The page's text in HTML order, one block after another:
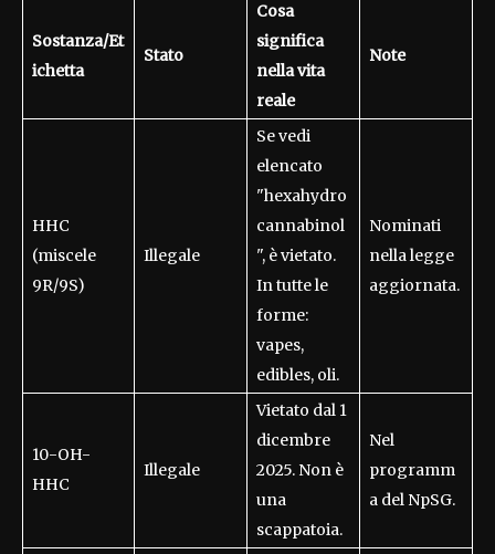
Sostanza/Et
ichetta
Stato
Cosa
significa
nella vita
reale
Note
HHC
(miscele
9R/9S)
Illegale
Se vedi
elencato
"hexahydro
cannabinol
", è vietato.
In tutte le
forme:
vapes,
edibles, oli.
Nominati
nella legge
aggiornata.
10-OH-
HHC
Illegale
Vietato dal 1
dicembre
2025. Non è
una
scappatoia.
Nel
programm
a del NpSG.